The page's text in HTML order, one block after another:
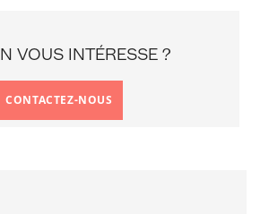
VOUS INTÉRESSE ?
CONTACTEZ-NOUS